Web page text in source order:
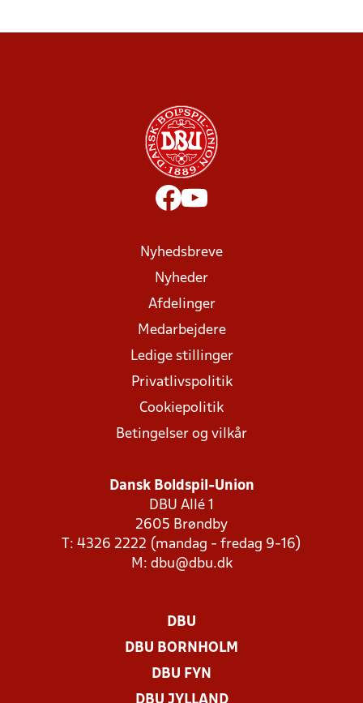
Nyhedsbreve
Nyheder
Afdelinger
Medarbejdere
Ledige stillinger
Privatlivspolitik
Cookiepolitik
Betingelser og vilkår
Dansk Boldspil-Union
DBU Allé 1
2605 Brøndby
T: 4326 2222 (mandag - fredag 9-16)
M: dbu@dbu.dk
DBU
DBU BORNHOLM
DBU FYN